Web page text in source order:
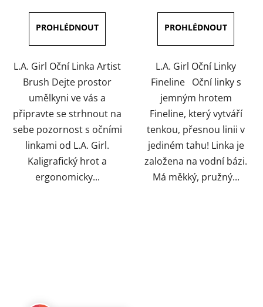
5,0
z
5
hvězdiček.
L.A. Girl Oční Linka Artist
Brush Dejte prostor
umělkyni ve vás a
připravte se strhnout na
sebe pozornost s očními
linkami od L.A. Girl.
Kaligrafický hrot a
ergonomicky...
5,0
z
5
hvězdiček.
L.A. Girl Oční Linky
Fineline Oční linky s
jemným hrotem
Fineline, který vytváří
tenkou, přesnou linii v
jediném tahu! Linka je
založena na vodní bázi.
Má měkký, pružný...